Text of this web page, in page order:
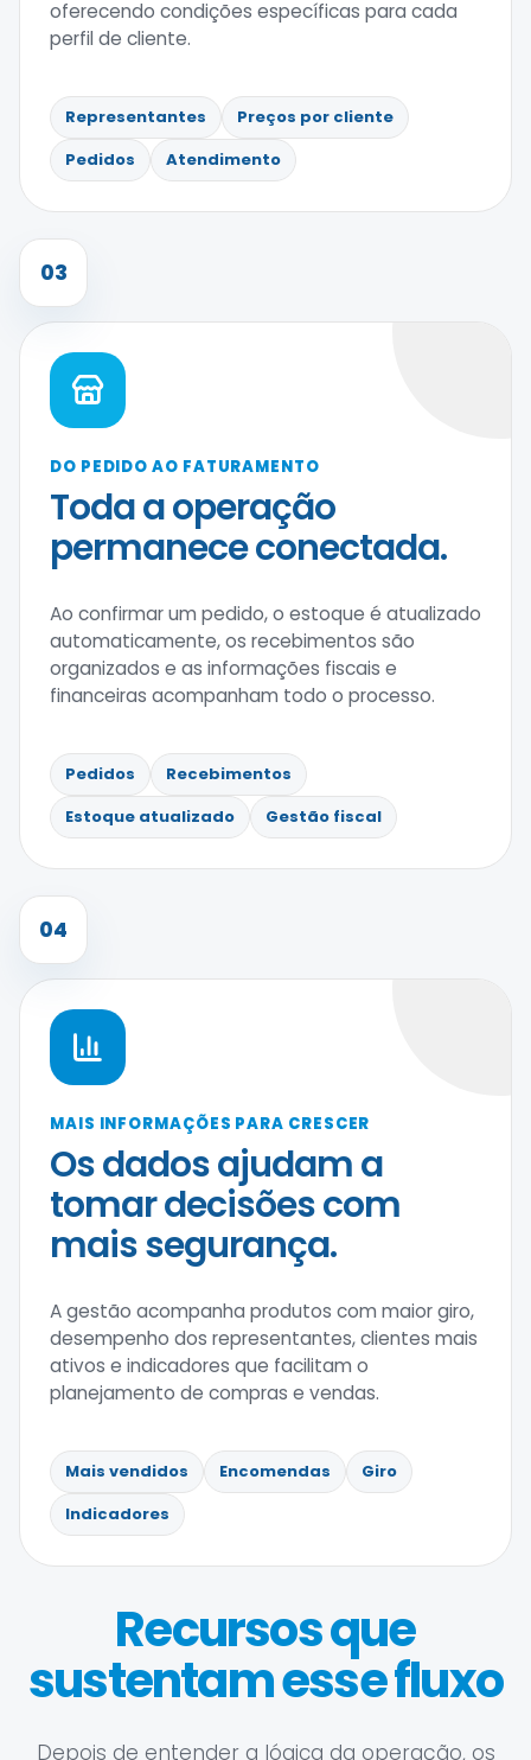
oferecendo condições específicas para cada
perfil de cliente.
Representantes
Preços por cliente
Pedidos
Atendimento
03
DO PEDIDO AO FATURAMENTO
Toda a operação
permanece conectada.
Ao confirmar um pedido, o estoque é atualizado
automaticamente, os recebimentos são
organizados e as informações fiscais e
financeiras acompanham todo o processo.
Pedidos
Recebimentos
Estoque atualizado
Gestão fiscal
04
MAIS INFORMAÇÕES PARA CRESCER
Os dados ajudam a
tomar decisões com
mais segurança.
A gestão acompanha produtos com maior giro,
desempenho dos representantes, clientes mais
ativos e indicadores que facilitam o
planejamento de compras e vendas.
Mais vendidos Encomendas
Giro
Indicadores
Recursos que
sustentam esse fluxo
Depois de entender a lógica da operação, os